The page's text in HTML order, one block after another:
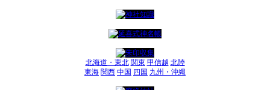
北海道・東北 関東 甲信越 北陸
東海 関西 中国 四国 九州・沖縄